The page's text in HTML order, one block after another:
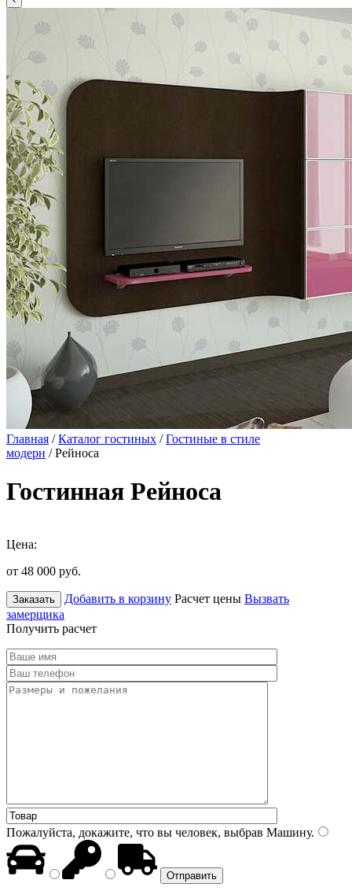
Главная /Каталог гостиных /Гостиные в стиле
модерн / Рейноса
Гостинная Рейноса
Цена:
от 48 000 руб.
Заказать Добавить в корзину Расчет цены Вызвать
замерщика
Получить расчет
Пожалуйста, докажите, что вы человек, выбрав Машину.